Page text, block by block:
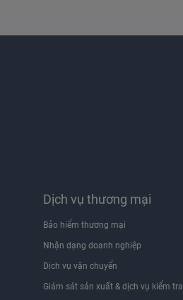
Dịch vụ thương mại
Bảo hiểm thương mại
Nhận dạng doanh nghiệp
Dịch vụ vận chuyển
Giám sát sản xuất & dịch vụ kiểm tra